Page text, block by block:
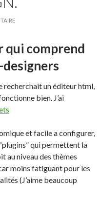
qui comprend
designers
recherchait un éditeur html,
bien. J’ai
et facile a configurer,
qui permettent la
au niveau des thèmes
moins fatiguant pour les
(J’aime beaucoup